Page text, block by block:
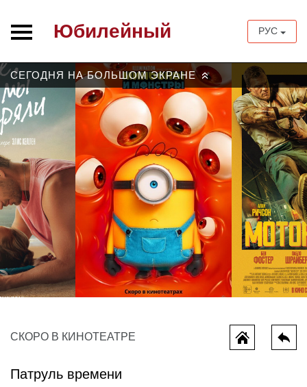
Юбилейный РУС
СЕГОДНЯ НА БОЛЬШОМ ЭКРАНЕ»
СКОРО В КИНОТЕАТРЕ
Патруль времени